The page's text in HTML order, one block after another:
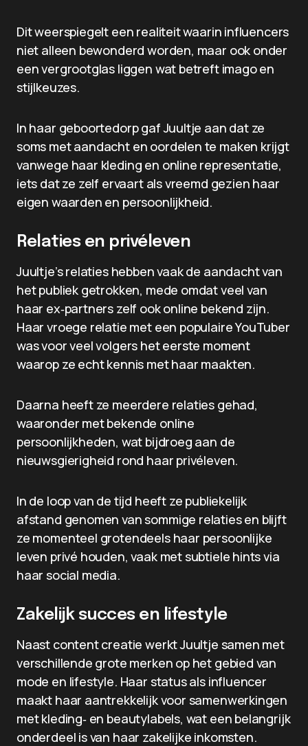
Dit weerspiegelt een realiteit waarin influencers
niet alleen bewonderd worden, maar ook onder
een vergrootglas liggen wat betreft imago en
stijlkeuzes.
In haar geboortedorp gaf Juultje aan dat ze
soms met aandacht en oordelen te maken krijgt
vanwege haar kleding en online representatie,
iets dat ze zelf ervaart als vreemd gezien haar
eigen waarden en persoonlijkheid.
Relaties en privéleven
Juultje’s relaties hebben vaak de aandacht van
het publiek getrokken, mede omdat veel van
haar ex‑partners zelf ook online bekend zijn.
Haar vroege relatie met een populaire YouTuber
was voor veel volgers het eerste moment
waarop ze echt kennis met haar maakten.
Daarna heeft ze meerdere relaties gehad,
waaronder met bekende online
persoonlijkheden, wat bijdroeg aan de
nieuwsgierigheid rond haar privéleven.
In de loop van de tijd heeft ze publiekelijk
afstand genomen van sommige relaties en blijft
ze momenteel grotendeels haar persoonlijke
leven privé houden, vaak met subtiele hints via
haar social media.
Zakelijk succes en lifestyle
Naast content creatie werkt Juultje samen met
verschillende grote merken op het gebied van
mode en lifestyle. Haar status als influencer
maakt haar aantrekkelijk voor samenwerkingen
met kleding‑ en beautylabels, wat een belangrijk
onderdeel is van haar zakelijke inkomsten.